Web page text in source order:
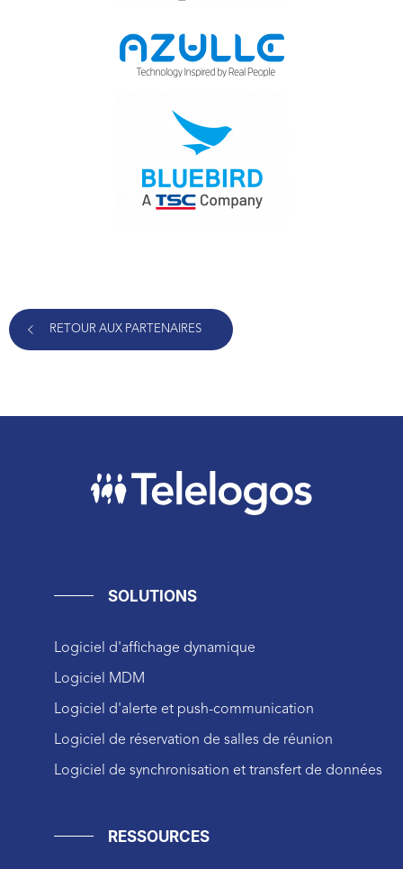
RETOUR AUX PARTENAIRES
SOLUTIONS
Logiciel d'affichage dynamique
Logiciel MDM
Logiciel d'alerte et push-communication
Logiciel de réservation de salles de réunion
Logiciel de synchronisation et transfert de données
RESSOURCES